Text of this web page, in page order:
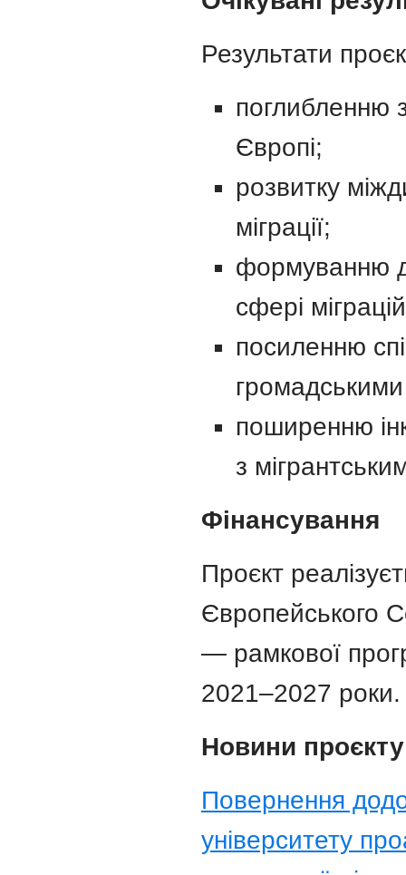
Результати
поглибленню
Європі;
розвитку
міграції;
формуванню
сфері
посиленню
поширенню
з
Фінансування
Проєкт
Європейського
— рамкової
2021–2027 роки.
Новини
Повернення
університету